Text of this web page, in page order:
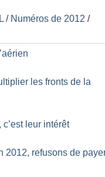
/ Numéros de 2012 /
les fronts de la
leur intérêt
2012, refusons de